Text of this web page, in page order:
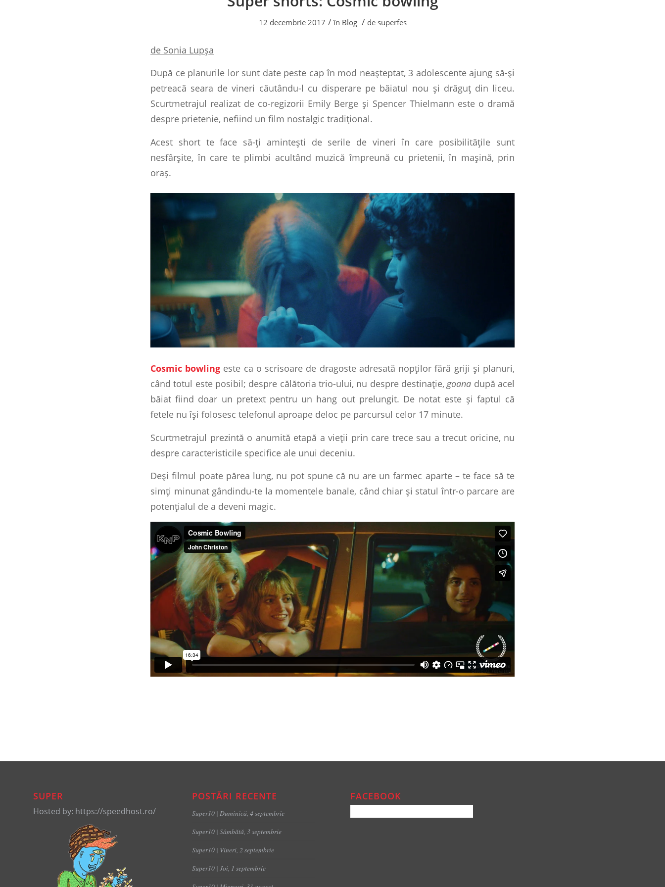
12 decembrie 2017 / în Blog / de superfes
de Sonia Lupșa
După ce planurile lor sunt date peste cap în mod neașteptat, 3 adolescente ajung să-și
petreacă seara de vineri căutându-l cu disperare pe băiatul nou și drăguț din liceu.
Scurtmetrajul realizat de co-regizorii Emily Berge și Spencer Thielmann este o dramă
despre prietenie, nefiind un film nostalgic tradițional.
Acest short te face să-ți amintești de serile de vineri în care posibilitățile sunt
nesfârșite, în care te plimbi acultând muzică împreună cu prietenii, în mașină, prin
oraș.
Cosmic bowling este ca o scrisoare de dragoste adresată nopților fără griji și planuri,
când totul este posibil; despre călătoria trio-ului, nu despre destinație, goana după acel
băiat fiind doar un pretext pentru un hang out prelungit. De notat este și faptul că
fetele nu își folosesc telefonul aproape deloc pe parcursul celor 17 minute.
Scurtmetrajul prezintă o anumită etapă a vieții prin care trece sau a trecut oricine, nu
despre caracteristicile specifice ale unui deceniu.
Deși filmul poate părea lung, nu pot spune că nu are un farmec aparte – te face să te
simți minunat gândindu-te la momentele banale, când chiar și statul într-o parcare are
potențialul de a deveni magic.
SUPER
Hosted by: https://speedhost.ro/
POSTĂRI RECENTE
Super10 | Duminică, 4 septembrie
Super10 | Sâmbătă, 3 septembrie
Super10 | Vineri, 2 septembrie
Super10 | Joi, 1 septembrie
FACEBOOK